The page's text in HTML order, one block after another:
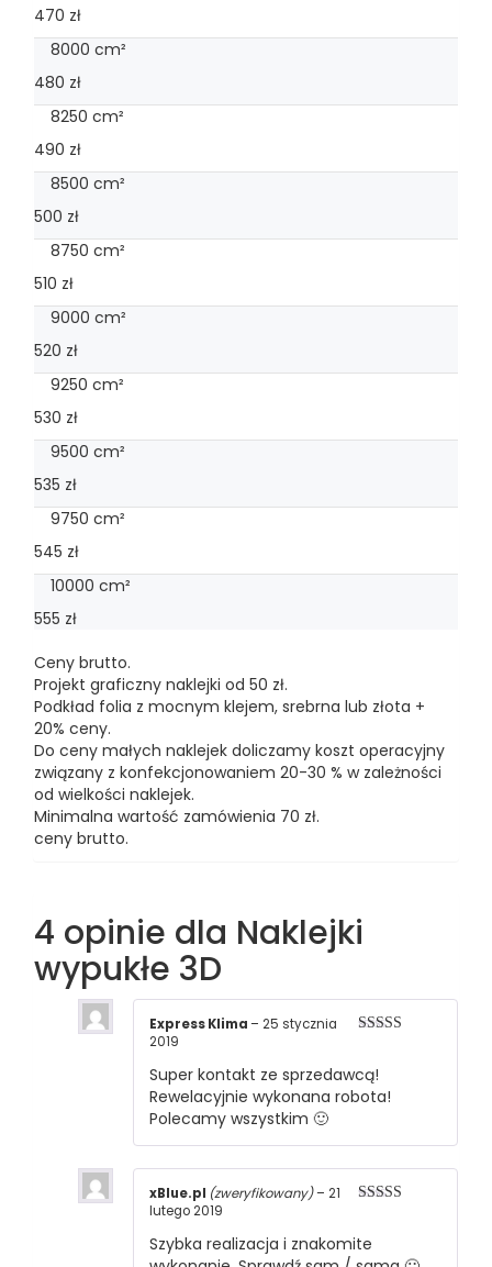
470 zł
8000 cm²
480 zł
8250 cm²
490 zł
8500 cm²
500 zł
8750 cm²
510 zł
9000 cm²
520 zł
9250 cm²
530 zł
9500 cm²
535 zł
9750 cm²
545 zł
10000 cm²
555 zł
Ceny brutto.
Projekt graficzny naklejki od 50 zł.
Podkład folia z mocnym klejem, srebrna lub złota +
20% ceny.
Do ceny małych naklejek doliczamy koszt operacyjny
związany z konfekcjonowaniem 20-30 % w zależności
od wielkości naklejek.
Minimalna wartość zamówienia 70 zł.
ceny brutto.
4 opinie dla Naklejki
wypukłe 3D
Express Klima– 25 stycznia
2019
Super kontakt ze sprzedawcą!
Rewelacyjnie wykonana robota!
Polecamy wszystkim 🙂
xBlue.pl (zweryfikowany)– 21
lutego 2019
Szybka realizacja i znakomite